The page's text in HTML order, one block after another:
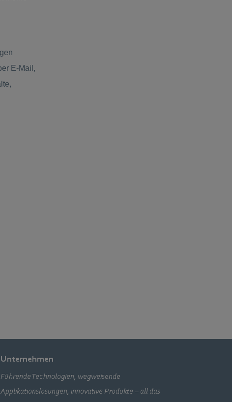
Unternehmen
Führende Technologien, wegweisende
Applikationslösungen, innovative Produkte – all das